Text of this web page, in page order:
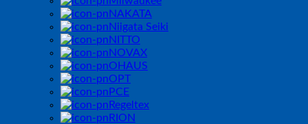
NAKATA
Niigata Seiki
NITTO
NOVAX
OHAUS
OPT
PCE
Regeltex
RION